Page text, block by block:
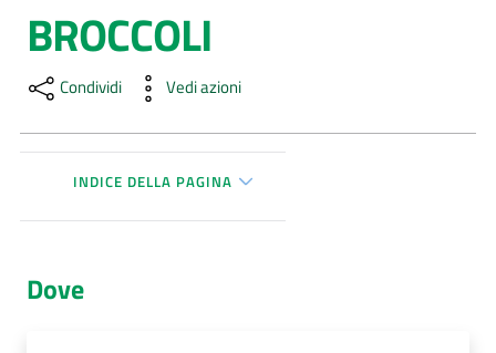
Azienda
Servizi
Luoghi
Comunica
Salta al contenuto
BROCCOLI
Condividi Vedi azioni
INDICE DELLA PAGINA
Dove